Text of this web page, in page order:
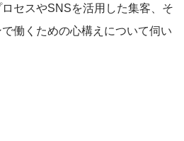
セスやSNSを活用した集客、そ
働くための心構えについて伺い